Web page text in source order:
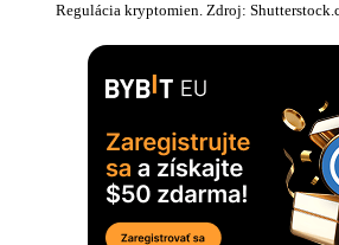
Regulácia kryptomien. Zdroj: